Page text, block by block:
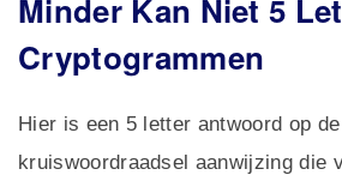
Minder Kan Niet 5
Cryptogrammen
Hier is een 5 letter antwoord op
kruiswoordraadsel aanwijzing die